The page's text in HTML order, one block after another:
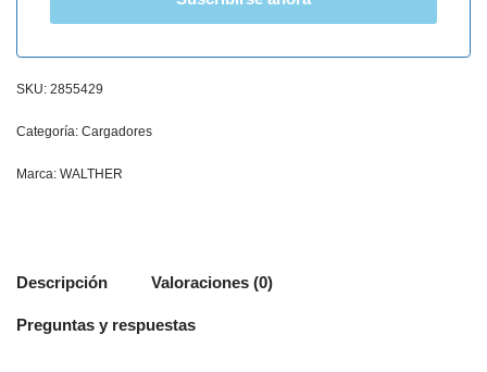
SKU: 2855429
Categoría: Cargadores
Marca: WALTHER
Descripción Valoraciones (0)
Preguntas y respuestas